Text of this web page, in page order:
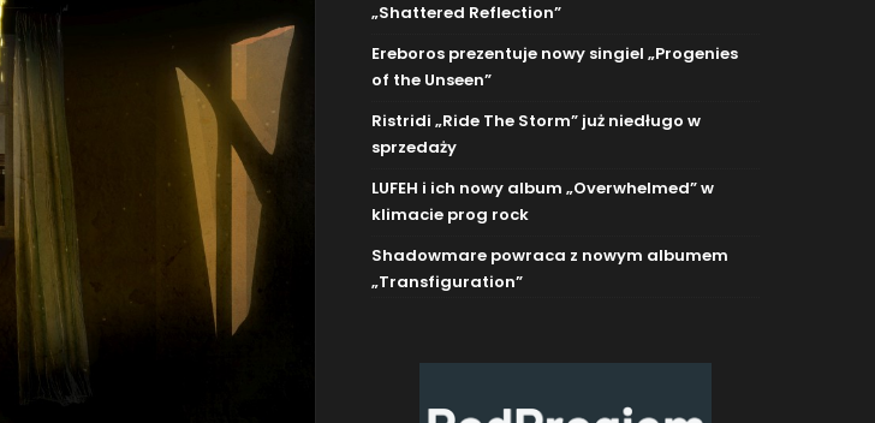
„Shattered Reflection”
Ereboros prezentuje nowy singiel „Progenies
of the Unseen”
Ristridi „Ride The Storm” już niedługo w
sprzedaży
LUFEH i ich nowy album „Overwhelmed” w
klimacie prog rock
Shadowmare powraca z nowym albumem
„Transfiguration”